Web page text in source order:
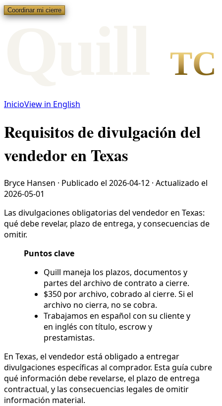
Coordinar mi cierre
TC
InicioView in English
Requisitos de divulgación del
vendedor en Texas
Bryce Hansen · Publicado el 2026-04-12 · Actualizado el
2026-05-01
Las divulgaciones obligatorias del vendedor en Texas:
qué debe revelar, plazo de entrega, y consecuencias de
omitir.
Puntos clave
Quill maneja los plazos, documentos y
partes del archivo de contrato a cierre.
$350 por archivo, cobrado al cierre. Si el
archivo no cierra, no se cobra.
Trabajamos en español con su cliente y
en inglés con título, escrow y
prestamistas.
En Texas, el vendedor está obligado a entregar
divulgaciones específicas al comprador. Esta guía cubre
qué información debe revelarse, el plazo de entrega
contractual, y las consecuencias legales de omitir
información material.